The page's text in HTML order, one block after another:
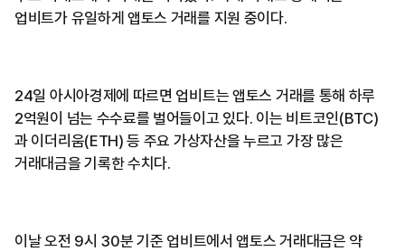
업비트가 유일하게 앱토스 거래를 지원 중이다.
24일 아시아경제에 따르면 업비트는 앱토스 거래를 통해 하루
2억원이 넘는 수수료를 벌어들이고 있다. 이는 비트코인(BTC)
과 이더리움(ETH) 등 주요 가상자산을 누르고 가장 많은
거래대금을 기록한 수치다.
이날 오전 9시 30분 기준 업비트에서 앱토스 거래대금은 약